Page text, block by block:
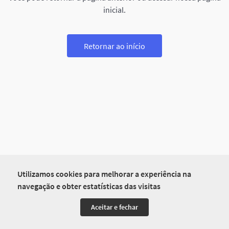
Utilizamos cookies para melhorar a experiência na
navegação e obter estatísticas das visitas
Aceitar e fechar
inicial.
Retornar ao início